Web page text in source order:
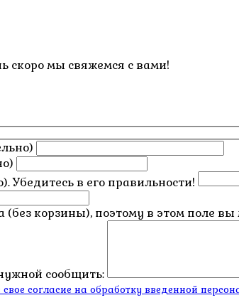
скоро мы свяжемся с вами!
Убедитесь в его правильности!
(без корзины), поэтому в этом поле
сообщить:
согласие на обработку введенной